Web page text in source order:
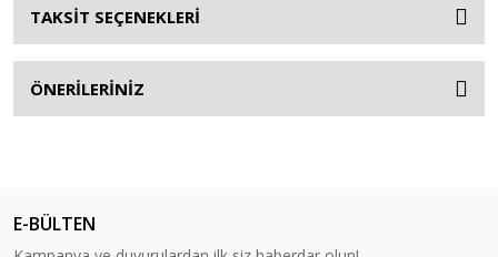
TAKSİT SEÇENEKLERİ
ÖNERİLERİNİZ
E-BÜLTEN